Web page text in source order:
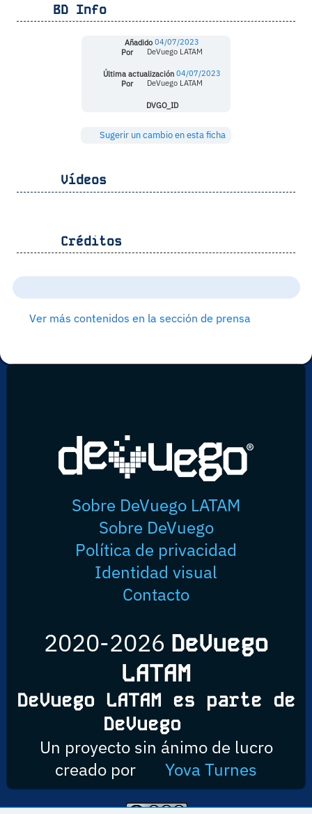
BD Info
Añadido 04/07/2023
Por
DeVuego LATAM
Última actualización 04/07/2023
Por
DeVuego LATAM
DVGO_ID
Sugerir un cambio en esta ficha
Vídeos
Créditos
Ver más contenidos en la sección de prensa
Sobre DeVuego LATAM
Sobre DeVuego
Política de privacidad
Identidad visual
Contacto
2020-2026 DeVuego
LATAM
DeVuego LATAM es parte de
DeVuego
Un proyecto sin ánimo de lucro
creado por
Yova Turnes